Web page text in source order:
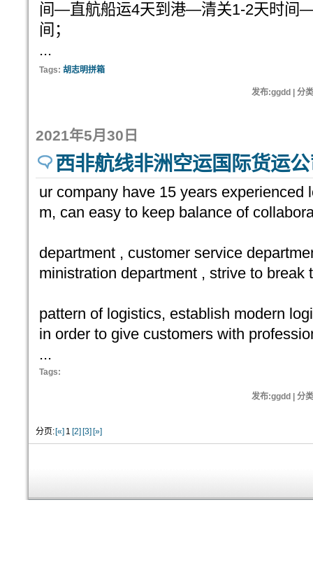
间—直航船运4天到港—清关1-2天时间
间；
...
Tags: 胡志明拼箱
发布:ggdd | 分
2021年5月30日
西非航线非洲空运国际货运
ur company have 15 years experienced
m, can easy to keep balance of
department , customer service
ministration department , strive to break
pattern of logistics, establish modern
in order to give customers with
...
Tags:
发布:ggdd | 分
分页: [«] 1 [2] [3] [»]